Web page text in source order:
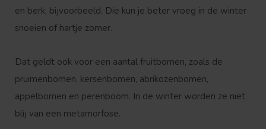
en berk, bijvoorbeeld. Die kun je beter vroeg in de winter
snoeien of hartje zomer.
Dat geldt ook voor een aantal fruitbomen, zoals de
pruimenbomen, kersenbomen, abrikozenbomen,
appelbomen en perenboom. In de winter worden ze niet
blij van een metamorfose.